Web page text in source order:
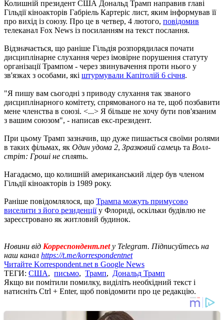
Колишній президент США Дональд Трамп направив главі
Гільдії кіноакторів Габріель Картеріс лист, яким інформував її
про вихід із союзу. Про це в четвер, 4 лютого, повідомив
телеканал Fox News із посиланням на текст послання.
Відзначається, що раніше Гільдія розпорядилася почати
дисциплінарне слухання через імовірне порушення статуту
організації Трампом - через звинувачення проти нього у
зв'язках з особами, які штурмували Капітолій 6 січня.
"Я пишу вам сьогодні з приводу слухання так званого
дисциплінарного комітету, спрямованого на те, щоб позбавити
мене членства в союзі. <...> Я більше не хочу бути пов'язаним
з вашим союзом", - написав екс-президент.
При цьому Трамп зазначив, що дуже пишається своїми ролями
в таких фільмах, як Один удома 2, Зразковий самець та Волл-
стріт: Гроші не сплять.
Нагадаємо, що колишній американський лідер був членом
Гільдії кіноакторів із 1989 року.
Раніше повідомлялося, що Трампа можуть примусово
виселити з його резиденціїу Флориді, оскільки будівлю не
зареєстровано як житловий будинок.
Новини від Корреспондент.netу Telegram. Підписуйтесь на
наш канал https://t.me/korrespondentnet
Читайте Korrespondent.net в Google News
ТЕГИ: США, письмо, Трамп, Дональд Трамп
Якщо ви помітили помилку, виділіть необхідний текст і
натисніть Ctrl + Enter, щоб повідомити про це редакцію.